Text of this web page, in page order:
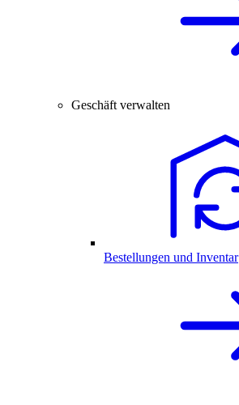
Geschäft verwalten
Bestellungen und Inventar